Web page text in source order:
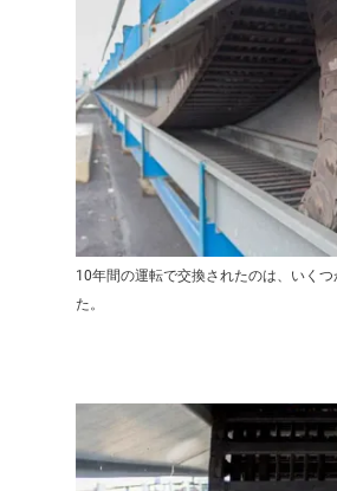
10年間の運転で交換されたのは、いく
た。